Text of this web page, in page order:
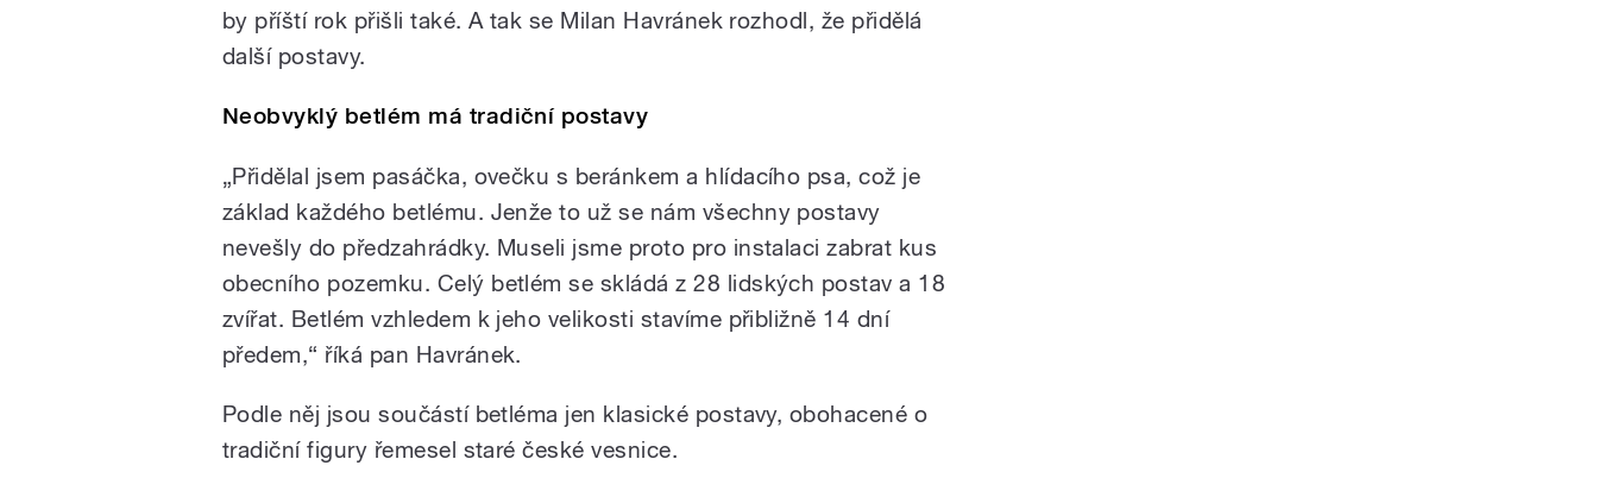
by příští rok přišli také. A tak se Milan Havránek rozhodl, že přidělá
další postavy.
Neobvyklý betlém má tradiční postavy
„Přidělal jsem pasáčka, ovečku s beránkem a hlídacího psa, což je
základ každého betlému. Jenže to už se nám všechny postavy
nevešly do předzahrádky. Museli jsme proto pro instalaci zabrat kus
obecního pozemku. Celý betlém se skládá z 28 lidských postav a 18
zvířat. Betlém vzhledem k jeho velikosti stavíme přibližně 14 dní
předem,“ říká pan Havránek.
Podle něj jsou součástí betléma jen klasické postavy, obohacené o
tradiční figury řemesel staré české vesnice.